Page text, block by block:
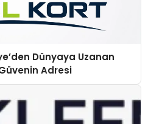
Dünyaya Uzanan
Adresi